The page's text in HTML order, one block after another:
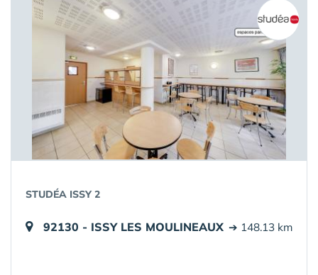
STUDÉA ISSY 2
92130 - ISSY LES MOULINEAUX ➔ 148.13 km